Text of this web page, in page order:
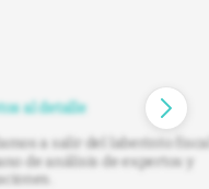
al detalle
a salir del laberinto fiscal
de análisis de expertos y